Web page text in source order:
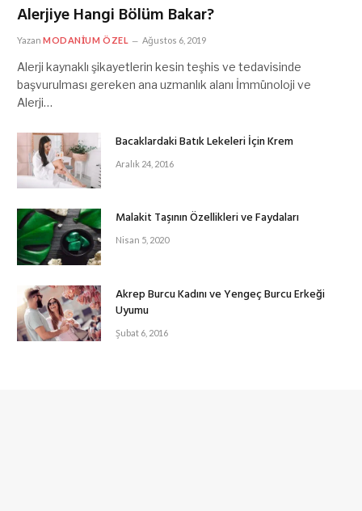
Alerjiye Hangi Bölüm Bakar?
Yazan MODANIUM ÖZEL Ağustos 6, 2019
Alerji kaynaklı şikayetlerin kesin teşhis ve tedavisinde
başvurulması gereken ana uzmanlık alanı İmmünoloji ve
Alerji…
Bacaklardaki Batık Lekeleri İçin Krem
Aralık 24, 2016
Malakit Taşının Özellikleri ve Faydaları
Nisan 5, 2020
Akrep Burcu Kadını ve Yengeç Burcu Erkeği
Uyumu
Şubat 6, 2016